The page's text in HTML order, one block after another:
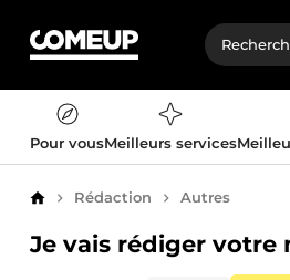
Pour vousMeilleurs services
AccueilRédaction Autres
Je vais rédiger